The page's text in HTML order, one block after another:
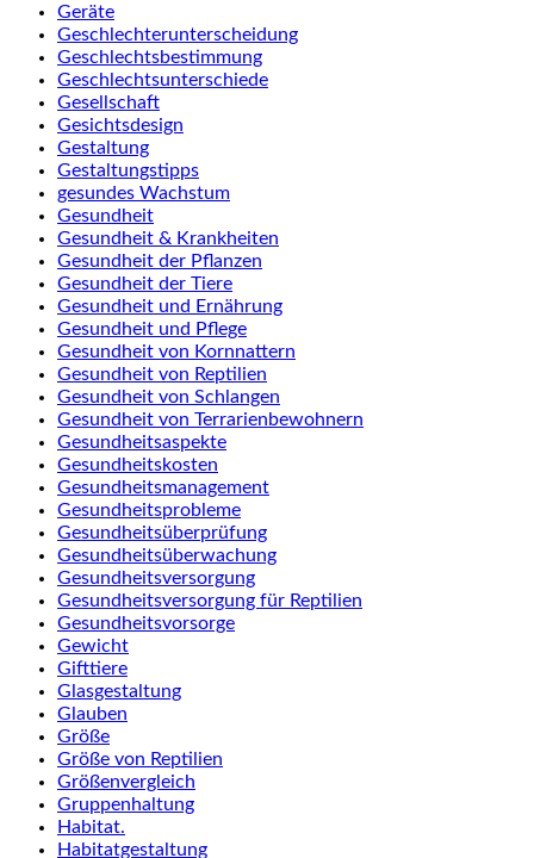
Geräte
Geschlechterunterscheidung
Geschlechtsbestimmung
Geschlechtsunterschiede
Gesellschaft
Gesichtsdesign
Gestaltung
Gestaltungstipps
gesundes Wachstum
Gesundheit
Gesundheit & Krankheiten
Gesundheit der Pflanzen
Gesundheit der Tiere
Gesundheit und Ernährung
Gesundheit und Pflege
Gesundheit von Kornnattern
Gesundheit von Reptilien
Gesundheit von Schlangen
Gesundheit von Terrarienbewohnern
Gesundheitsaspekte
Gesundheitskosten
Gesundheitsmanagement
Gesundheitsprobleme
Gesundheitsüberprüfung
Gesundheitsüberwachung
Gesundheitsversorgung
Gesundheitsversorgung für Reptilien
Gesundheitsvorsorge
Gewicht
Gifttiere
Glasgestaltung
Glauben
Größe
Größe von Reptilien
Größenvergleich
Gruppenhaltung
Habitat.
Habitatgestaltung